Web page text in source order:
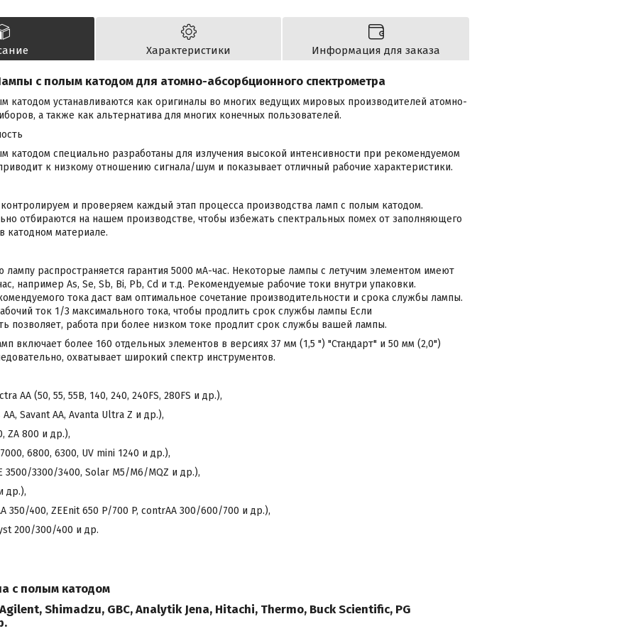
Характеристики Информация для заказа
с полым катодом для атомно-абсорбционного спектрометра
катодом устанавливаются как оригиналы во многих ведущих мировых производителей атомно-
а также как альтернатива для многих конечных пользователей.
катодом специально разработаны для излучения высокой интенсивности при рекомендуемом
к низкому отношению сигнала/шум и показывает отличный рабочие характеристики.
и проверяем каждый этап процесса производства ламп с полым катодом.
отбираются на нашем производстве, чтобы избежать спектральных помех от заполняющего
катодном материале.
распространяется гарантия 5000 мА-час. Некоторые лампы с летучим элементом имеют
например As, Se, Sb, Bi, Pb, Cd и т.д. Рекомендуемые рабочие токи внутри упаковки.
тока даст вам оптимальное сочетание производительности и срока службы лампы.
ток 1/3 максимального тока, чтобы продлить срок службы лампы Если
позволяет, работа при более низком токе продлит срок службы вашей лампы.
включает более 160 отдельных элементов в версиях 37 мм (1,5 ") "Стандарт" и 50 мм (2,0")
охватывает широкий спектр инструментов.
AA (50, 55, 55B, 140, 240, 240FS, 280FS и др.),
Savant AA, Avanta Ultra Z и др.),
ZA 800 и др.),
6800, 6300, UV mini 1240 и др.),
3500/3300/3400, Solar M5/M6/MQZ и др.),
др.),
350/400, ZEEnit 650 P/700 P, contrAA 300/600/700 и др.),
200/300/400 и др.
с полым катодом
Shimadzu, GBC, Analytik Jena, Hitachi, Thermo, Buck Scientific, PG